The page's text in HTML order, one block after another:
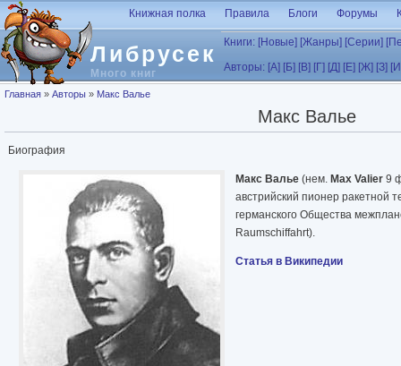
Перейти к основному содержанию
Либрусек
Много книг
Книжная полка Правила Блоги Форумы
Книги: [Новые] [Жанры] [Серии]
Авторы: [А] [Б] [В] [Г] [Д] [Е] [Ж] [З]
Вы здесь
Главная » Авторы » Макс Валье
Макс Валье
Биография
Макс Валье (нем. Max Valier 9
австрийский пионер ракетной
германского Общества
Raumschiffahrt).
Статья в Википедии